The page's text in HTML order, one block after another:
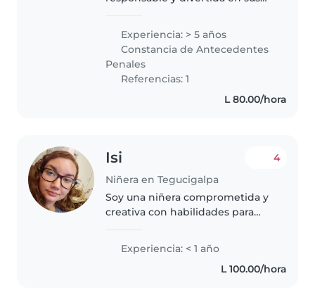
cuidando bebés, niños pequeños
y niños en edad preescolar.
Tengo experiencia con niños con
necesidades..
Experiencia: > 5 años
Constancia de Antecedentes
Penales
Referencias: 1
L 80.00/hora
Isi
Niñera en Tegucigalpa
4
Soy una niñera comprometida y
creativa con habilidades para
hacer manualidades y ayudar
con las tareas. Soy paciente..
Experiencia: < 1 año
L 100.00/hora